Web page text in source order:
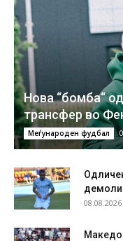
Нова “бомба“
трансфер во
Меѓународен фудбал